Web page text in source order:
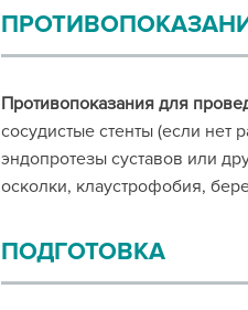
Противопоказания для
сосудистые стенты (если нет
эндопротезы суставов или
осколки, клаустрофобия,
ПОДГОТОВКА